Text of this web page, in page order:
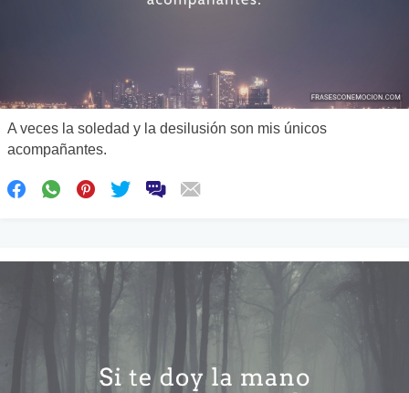
A veces la soledad y la desilusión son mis únicos
acompañantes.